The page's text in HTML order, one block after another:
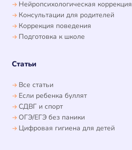
Нейропсихологическая коррекция
Консультации для родителей
Коррекция поведения
Подготовка к школе
Статьи
Все статьи
Если ребенка буллят
СДВГ и спорт
ОГЭ/ЕГЭ без паники
Цифровая гигиена для детей